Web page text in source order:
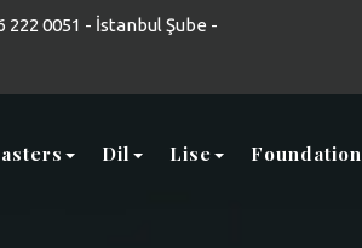
222 0051 - İstanbul Şube -
Dil Lise Foundation